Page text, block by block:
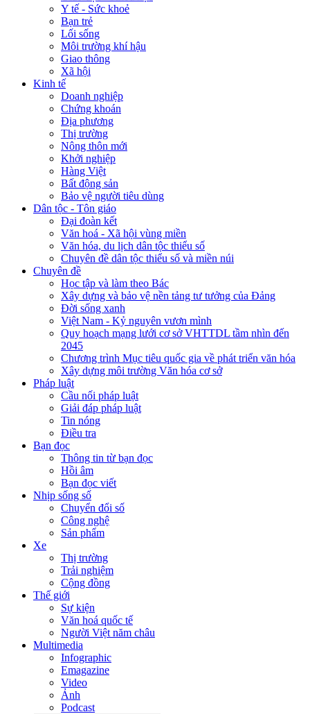
Y tế - Sức khoẻ
Bạn trẻ
Lối sống
Môi trường khí hậu
Giao thông
Xã hội
Kinh tế
Doanh nghiệp
Chứng khoán
Địa phương
Thị trường
Nông thôn mới
Khởi nghiệp
Hàng Việt
Bất động sản
Bảo vệ người tiêu dùng
Dân tộc - Tôn giáo
Đại đoàn kết
Văn hoá - Xã hội vùng miền
Văn hóa, du lịch dân tộc thiểu số
Chuyên đề dân tộc thiểu số và miền núi
Chuyên đề
Học tập và làm theo Bác
Xây dựng và bảo vệ nền tảng tư tưởng của Đảng
Đời sống xanh
Việt Nam - Kỷ nguyên vươn mình
Quy hoạch mạng lưới cơ sở VHTTDL tầm nhìn đến
2045
Chương trình Mục tiêu quốc gia về phát triển văn hóa
Xây dựng môi trường Văn hóa cơ sở
Pháp luật
Cầu nối pháp luật
Giải đáp pháp luật
Tin nóng
Điều tra
Bạn đọc
Thông tin từ bạn đọc
Hồi âm
Bạn đọc viết
Nhịp sống số
Chuyển đổi số
Công nghệ
Sản phẩm
Xe
Thị trường
Trải nghiệm
Cộng đồng
Thế giới
Sự kiện
Văn hoá quốc tế
Người Việt năm châu
Multimedia
Infographic
Emagazine
Video
Ảnh
Podcast